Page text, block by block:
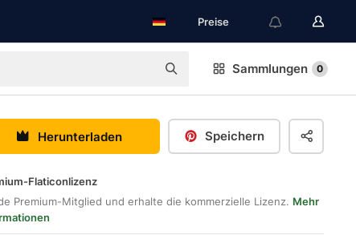
Preise
Sammlungen 0
Herunterladen Speichern
Flaticonlizenz
Premium-Mitglied und erhalte die kommerzielle Lizenz. Mehr